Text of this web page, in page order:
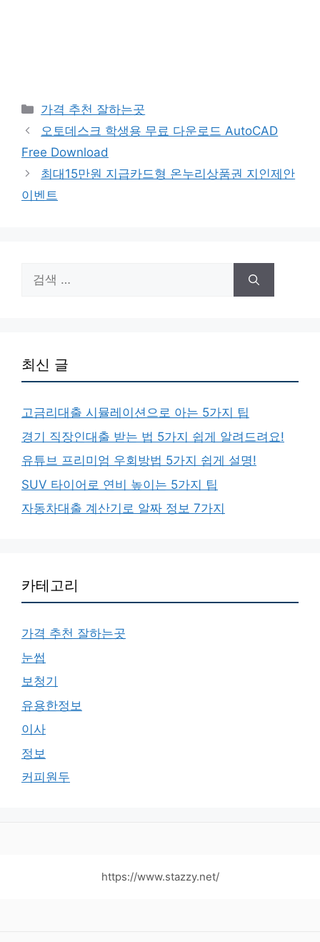
카
테
리
가격 추천 잘하는곳
오토데스크 학생용 무료 다운로드 AutoCAD
Free Download
최대15만원 지급카드형 온누리상품권 지인제안
이벤트
색:
최신 글
고금리대출 시뮬레이션으로 아는 5가지 팁
경기 직장인대출 받는 법 5가지 쉽게 알려드려요!
유튜브 프리미엄 우회방법 5가지 쉽게 설명!
SUV 타이어로 연비 높이는 5가지 팁
자동차대출 계산기로 알짜 정보 7가지
카테고리
가격 추천 잘하는곳
눈썹
보청기
유용한정보
이사
정보
커피원두
https://www.stazzy.net/